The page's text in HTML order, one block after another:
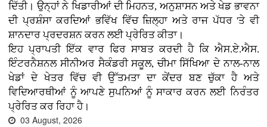
ਦਿੱਤੀ। ਉਨ੍ਹਾਂ ਨੇ ਖਿਡਾਰੀਆਂ ਦੀ ਮਿਹਨਤ, ਅਨੁਸ਼ਾਸਨ ਅਤੇ ਖੇਡ ਭਾਵਨਾ
ਦੀ ਪ੍ਰਸ਼ੰਸਾ ਕਰਦਿਆਂ ਭਵਿੱਖ ਵਿੱਚ ਜ਼ਿਲ੍ਹਾ ਅਤੇ ਰਾਜ ਪੱਧਰ 'ਤੇ ਵੀ
ਸ਼ਾਨਦਾਰ ਪ੍ਰਦਰਸ਼ਨ ਕਰਨ ਲਈ ਪ੍ਰੇਰਿਤ ਕੀਤਾ।
ਇਹ ਪ੍ਰਾਪਤੀ ਇੱਕ ਵਾਰ ਫਿਰ ਸਾਬਤ ਕਰਦੀ ਹੈ ਕਿ ਐਸ.ਏ.ਐਸ.
ਇੰਟਰਨੈਸ਼ਨਲ ਸੀਨੀਅਰ ਸੈਕੰਡਰੀ ਸਕੂਲ, ਚੀਮਾ ਸਿੱਖਿਆ ਦੇ ਨਾਲ-ਨਾਲ
ਖੇਡਾਂ ਦੇ ਖੇਤਰ ਵਿੱਚ ਵੀ ਉੱਤਮਤਾ ਦਾ ਕੇਂਦਰ ਬਣ ਚੁੱਕਾ ਹੈ ਅਤੇ
ਵਿਦਿਆਰਥੀਆਂ ਨੂੰ ਆਪਣੇ ਸੁਪਨਿਆਂ ਨੂੰ ਸਾਕਾਰ ਕਰਨ ਲਈ ਨਿਰੰਤਰ
ਪ੍ਰੇਰਿਤ ਕਰ ਰਿਹਾ ਹੈ।
03 August, 2026